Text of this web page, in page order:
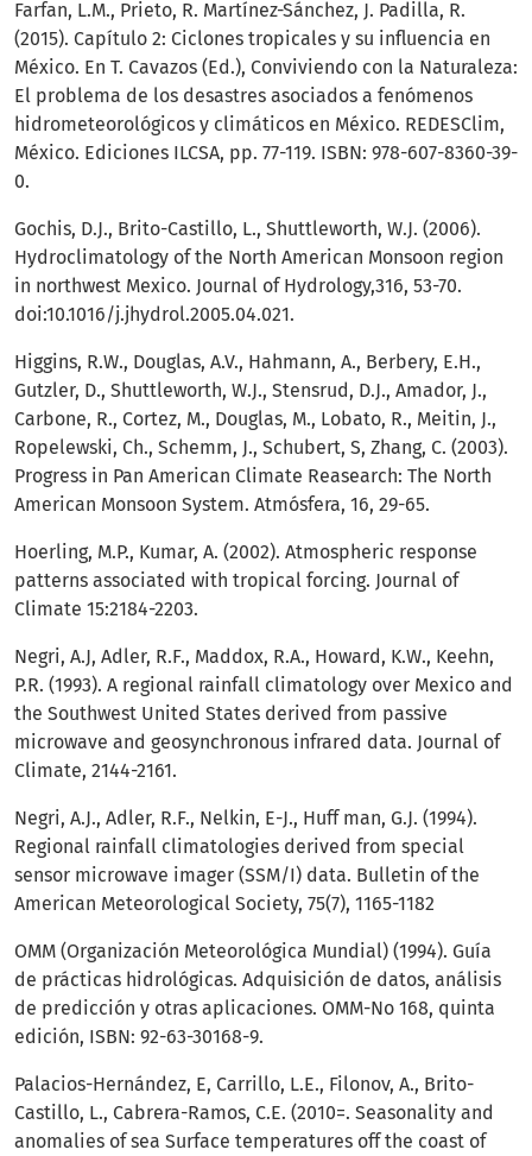
Farfan, L.M., Prieto, R. Martínez-Sánchez, J. Padilla, R.
(2015). Capítulo 2: Ciclones tropicales y su influencia en
México. En T. Cavazos (Ed.), Conviviendo con la Naturaleza:
El problema de los desastres asociados a fenómenos
hidrometeorológicos y climáticos en México. REDESClim,
México. Ediciones ILCSA, pp. 77-119. ISBN: 978-607-8360-39-
0.
Gochis, D.J., Brito-Castillo, L., Shuttleworth, W.J. (2006).
Hydroclimatology of the North American Monsoon region
in northwest Mexico. Journal of Hydrology,316, 53-70.
doi:10.1016/j.jhydrol.2005.04.021.
Higgins, R.W., Douglas, A.V., Hahmann, A., Berbery, E.H.,
Gutzler, D., Shuttleworth, W.J., Stensrud, D.J., Amador, J.,
Carbone, R., Cortez, M., Douglas, M., Lobato, R., Meitin, J.,
Ropelewski, Ch., Schemm, J., Schubert, S, Zhang, C. (2003).
Progress in Pan American Climate Reasearch: The North
American Monsoon System. Atmósfera, 16, 29-65.
Hoerling, M.P., Kumar, A. (2002). Atmospheric response
patterns associated with tropical forcing. Journal of
Climate 15:2184-2203.
Negri, A.J, Adler, R.F., Maddox, R.A., Howard, K.W., Keehn,
P.R. (1993). A regional rainfall climatology over Mexico and
the Southwest United States derived from passive
microwave and geosynchronous infrared data. Journal of
Climate, 2144-2161.
Negri, A.J., Adler, R.F., Nelkin, E-J., Huff man, G.J. (1994).
Regional rainfall climatologies derived from special
sensor microwave imager (SSM/I) data. Bulletin of the
American Meteorological Society, 75(7), 1165-1182
OMM (Organización Meteorológica Mundial) (1994). Guía
de prácticas hidrológicas. Adquisición de datos, análisis
de predicción y otras aplicaciones. OMM-No 168, quinta
edición, ISBN: 92-63-30168-9.
Palacios-Hernández, E, Carrillo, L.E., Filonov, A., Brito-
Castillo, L., Cabrera-Ramos, C.E. (2010=. Seasonality and
anomalies of sea Surface temperatures off the coast of